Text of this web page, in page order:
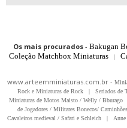
Os mais procurados- Bakugan
Coleção Matchbox Miniaturas
|
www.arteemminiaturas.com.br -
Rock e Miniaturas de Rock
| Seriados de
Miniaturas de Motos Maisto / Welly / Bburago
de Jogadores / Militares Bonecos/ Caminhões
Cavaleiros medieval / Safari e Schleich
| Anne